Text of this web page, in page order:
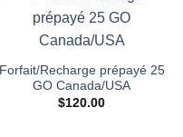
Forfait/Recharge prépayé 25
GO Canada/USA
$120.00